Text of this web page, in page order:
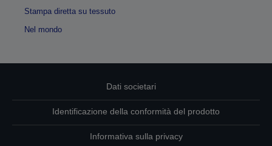
Stampa diretta su tessuto
Nel mondo
Dati societari
Identificazione della conformità del prodotto
Informativa sulla privacy